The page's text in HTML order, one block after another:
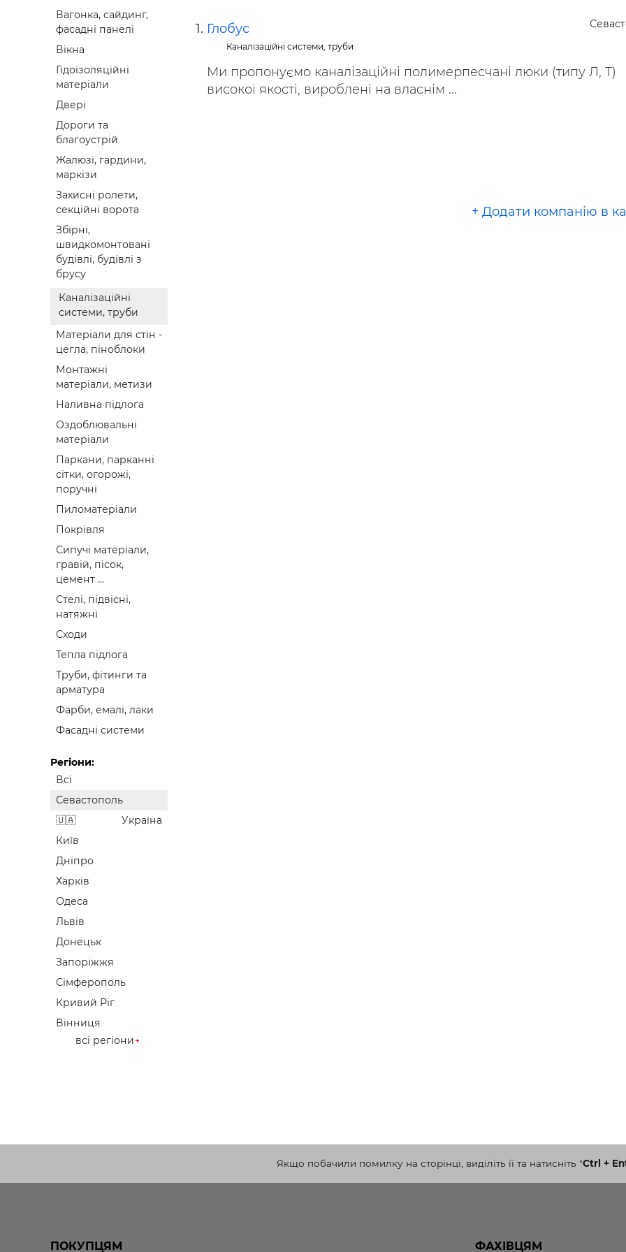
Вагонка, сайдинг,
фасадні панелі
Вікна
Гідоізоляційні
матеріали
Двері
Дороги та
благоустрій
Жалюзі, гардини,
маркізи
Захисні ролети,
секційні ворота
Збірні,
швидкомонтовані
будівлі, будівлі з
брусу
Каналізаційні
системи, труби
Матеріали для стін -
цегла, піноблоки
Монтажні
матеріали, метизи
Наливна підлога
Оздоблювальні
матеріали
Паркани, парканні
сітки, огорожі,
поручні
Пиломатеріали
Покрівля
Сипучі матеріали,
гравій, пісок,
цемент ...
Стелі, підвісні,
натяжні
Сходи
Тепла підлога
Труби, фітинги та
арматура
Фарби, емалі, лаки
Фасадні системи
Регіони:
Всі
Севастополь
Україна
Київ
Дніпро
Харків
Одеса
Львів
Донецьк
Запоріжжя
Сімферополь
Кривий Ріг
Вінниця
всі регіони
Глобус
Каналізаційні системи, труби
Ми пропонуємо каналізаційні полимерпесчані люки (типу Л, Т)
високої якості, вироблені на власнім ...
+ Додати компанію в
Якщо побачили помилку на сторінці, виділіть її та натисніть "Ctrl +
ПОКУПЦЯМ ФАХІВЦЯМ